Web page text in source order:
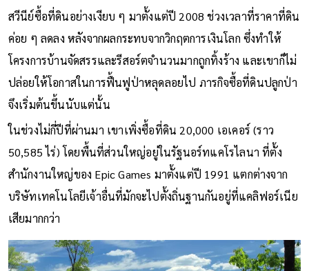
สวีนีย์ซื้อที่ดินอย่างเงียบ ๆ มาตั้งแต่ปี 2008 ช่วงเวลาที่ราคาที่ดิน
ค่อย ๆ ลดลง หลังจากผลกระทบจากวิกฤตการเงินโลก ซึ่งทำให้
โครงการบ้านจัดสรรและรีสอร์ตจำนวนมากถูกทิ้งร้าง และเขาก็ไม่
ปล่อยให้โอกาสในการฟื้นฟูป่าหลุดลอยไป ภารกิจซื้อที่ดินปลูกป่า
จึงเริ่มต้นขึ้นนับแต่นั้น
ในช่วงไม่กี่ปีที่ผ่านมา เขาเพิ่งซื้อที่ดิน 20,000 เอเคอร์ (ราว
50,585 ไร่) โดยพื้นที่ส่วนใหญ่อยู่ในรัฐนอร์ทแคโรไลนา ที่ตั้ง
สำนักงานใหญ่ของ Epic Games มาตั้งแต่ปี 1991 แตกต่างจาก
บริษัทเทคโนโลยีเจ้าอื่นที่มักจะไปตั้งถิ่นฐานกันอยู่ที่แคลิฟอร์เนีย